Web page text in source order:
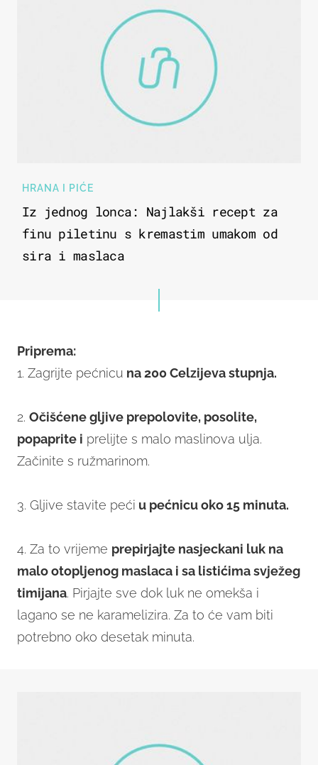
HRANA I PIĆE
Iz jednog lonca: Najlakši recept za
finu piletinu s kremastim umakom od
sira i maslaca
Priprema:
1. Zagrijte pećnicu na 200 Celzijeva stupnja.
2. Očišćene gljive prepolovite, posolite,
popaprite i prelijte s malo maslinova ulja.
Začinite s ružmarinom.
3. Gljive stavite peći u pećnicu oko 15 minuta.
4. Za to vrijeme prepirjajte nasjeckani luk na
malo otopljenog maslaca i sa listićima svježeg
timijana. Pirjajte sve dok luk ne omekša i
lagano se ne karamelizira. Za to će vam biti
potrebno oko desetak minuta.